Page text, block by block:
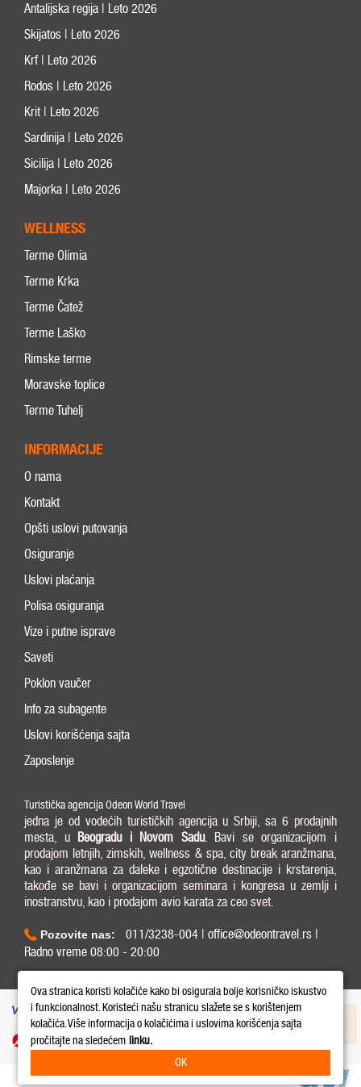
Antalijska regija | Leto 2026
Skijatos | Leto 2026
Krf | Leto 2026
Rodos | Leto 2026
Krit | Leto 2026
Sardinija | Leto 2026
Sicilija | Leto 2026
Majorka | Leto 2026
WELLNESS
Terme Olimia
Terme Krka
Terme Čatež
Terme Laško
Rimske terme
Moravske toplice
Terme Tuhelj
INFORMACIJE
O nama
Kontakt
Opšti uslovi putovanja
Osiguranje
Uslovi plaćanja
Polisa osiguranja
Vize i putne isprave
Saveti
Poklon vaučer
Info za subagente
Uslovi korišćenja sajta
Zaposlenje
Turistička agencija Odeon World Travel
jedna je od vodećih turističkih agencija u Srbiji, sa 6 prodajnih
mesta, u Beogradu i Novom Sadu. Bavi se organizacijom i
prodajom letnjih, zimskih, wellness & spa, city break aranžmana,
kao i aranžmana za daleke i egzotične destinacije i krstarenja,
takođe se bavi i organizacijom seminara i kongresa u zemlji i
inostranstvu, kao i prodajom avio karata za ceo svet.
Pozovite nas:
011/3238-004 | office@odeontravel.rs |
Radno vreme 08:00 - 20:00
Ova stranica koristi kolačiće kako bi osigurala bolje korisničko iskustvo
i funkcionalnost. Koristeći našu stranicu slažete se s korištenjem
kolačića. Više informacija o kolačićima i uslovima korišćenja sajta
pročitajte na sledećem linku.
OK